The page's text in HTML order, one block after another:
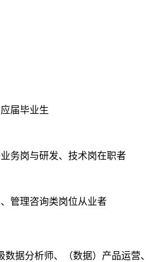
届毕业生
务岗与研发、技术岗在职者
管理咨询类岗位从业者
据分析师、（数据）产品运营、